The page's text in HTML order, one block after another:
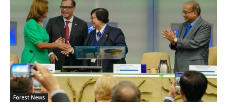
Forest News